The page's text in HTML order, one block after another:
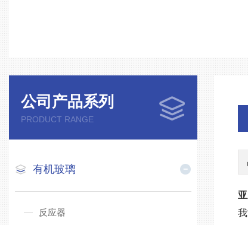
公司产品系列
PRODUCT RANGE
有机玻璃
反应器